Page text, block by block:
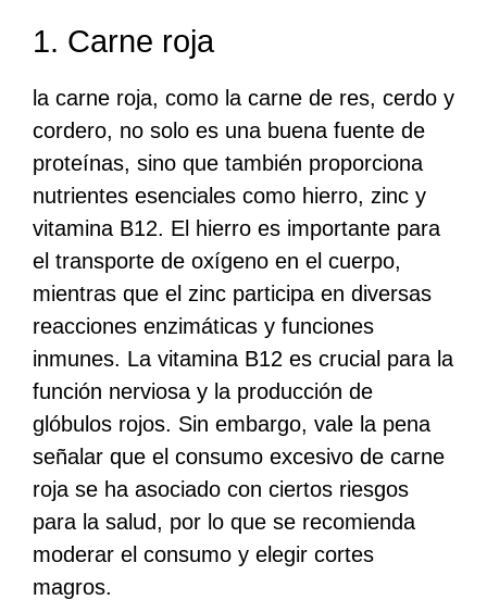
1. Carne roja
la carne roja, como la carne de res, cerdo y
cordero, no solo es una buena fuente de
proteínas, sino que también proporciona
nutrientes esenciales como hierro, zinc y
vitamina B12. El hierro es importante para
el transporte de oxígeno en el cuerpo,
mientras que el zinc participa en diversas
reacciones enzimáticas y funciones
inmunes. La vitamina B12 es crucial para la
función nerviosa y la producción de
glóbulos rojos. Sin embargo, vale la pena
señalar que el consumo excesivo de carne
roja se ha asociado con ciertos riesgos
para la salud, por lo que se recomienda
moderar el consumo y elegir cortes
magros.